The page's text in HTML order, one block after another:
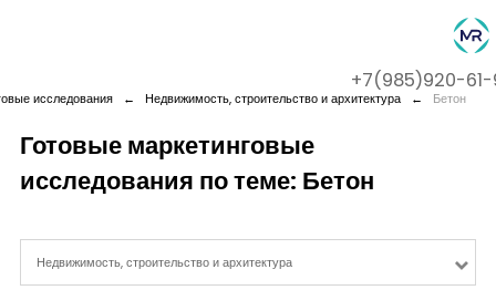
Company
Services
+7(985)920-
исследования ← Недвижимость, строительство и архитектура ← Бетон
Готовые маркетинговые
исследования по теме: Бетон
Недвижимость, строительство и архитектура